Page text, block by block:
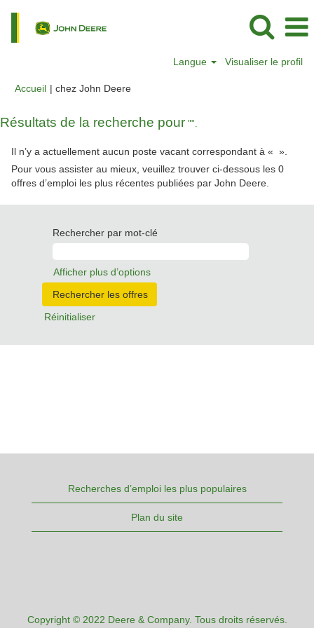
Langue Visualiser le profil
Accueil | chez John Deere(page
Résultats de la recherche pour "".
Il n’y a actuellement aucun poste vacant correspondant à « ».
Pour vous assister au mieux, veuillez trouver ci-dessous les 0
offres d’emploi les plus récentes publiées par John Deere.
Rechercher par mot-clé
Afficher plus d’options
Réinitialiser
Recherches d’emploi les plus populaires
Plan du site
Copyright © 2022 Deere & Company. Tous droits réservés.